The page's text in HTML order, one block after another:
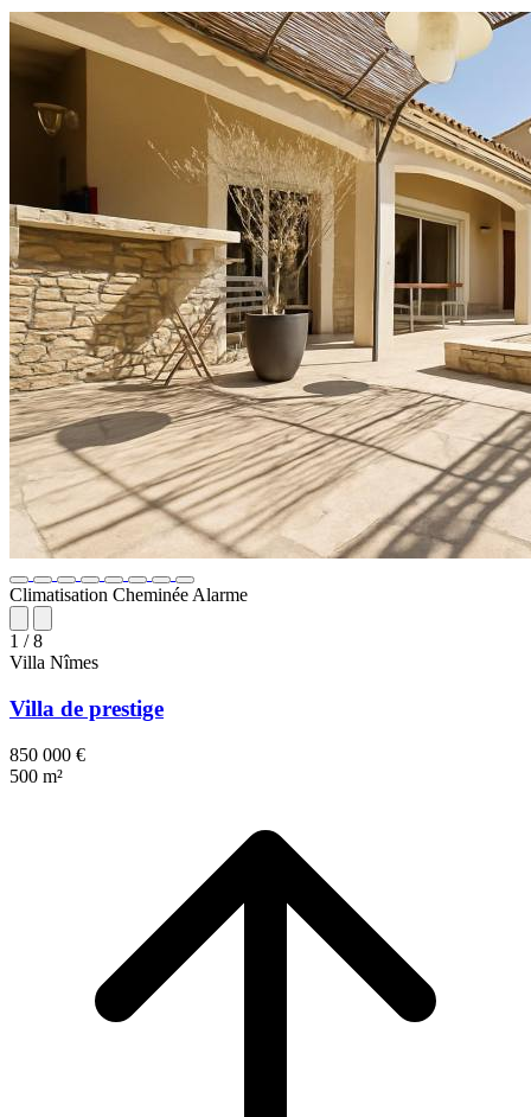
Climatisation Cheminée Alarme
1 / 8
Villa Nîmes
Villa de prestige
850 000 €
500 m²